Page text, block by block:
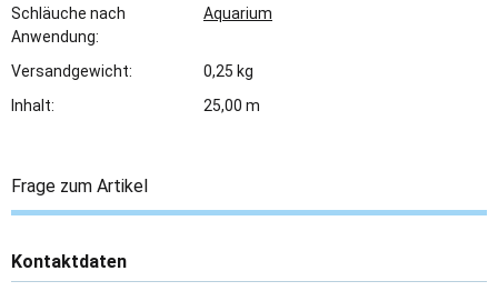
Schläuche nach
Anwendung:
Aquarium
Versandgewicht:
0,25 kg
Inhalt:
25,00 m
Frage zum Artikel
Kontaktdaten